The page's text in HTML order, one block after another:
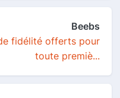
Beebs
fidélité offerts pour
toute premiè...